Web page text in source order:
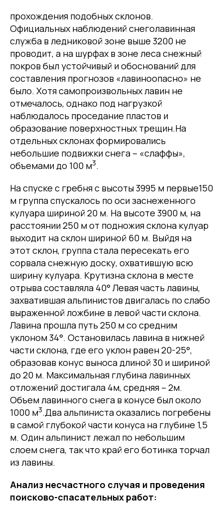
прохождения подобных склонов.
Официальных наблюдений снеголавинная
служба в ледниковой зоне выше 3200 не
проводит, а на шурфах в зоне леса снежный
покров был устойчивый и обоснований для
составления прогнозов «лавиноопасно» не
было. Хотя самопроизвольных лавин не
отмечалось, однако под нагрузкой
наблюдалось проседание пластов и
образование поверхностных трещин.На
отдельных склонах формировались
небольшие подвижки снега – «слаффы»,
объемами до 100 м3.
На спуске с гребня с высоты 3995 м первые150
м группа спускалось по оси заснеженного
кулуара шириной 20 м. На высоте 3900 м, на
расстоянии 250 м от подножия склона кулуар
выходит на склон шириной 60 м. Выйдя на
этот склон, группа стала пересекать его
сорвала снежную доску, охватившую всю
ширину кулуара. Крутизна склона в месте
отрыва составляла 40° Левая часть лавины,
захватившая альпинистов двигалась по слабо
выраженной ложбине в левой части склона.
Лавина прошла путь 250 м со средним
уклоном 34°. Остановилась лавина в нижней
части склона, где его уклон равен 20-25°,
образовав конус выноса длиной 30 и шириной
до 20 м. Максимальная глубина лавинных
отложений достигала 4м, средняя – 2м.
Объем лавинного снега в конусе был около
1000 м3.Два альпиниста оказались погребены
в самой глубокой части конуса на глубине 1,5
м. Один альпинист лежал по небольшим
слоем снега, так что край его ботинка торчал
из лавины.
Анализ несчастного случая и проведения
поисково-спасательных работ: